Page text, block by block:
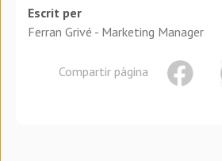
Escrit per
Ferran Grivé - Marketing Manager
Compartir pàgina